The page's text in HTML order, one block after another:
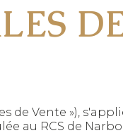
de Vente »),
au RCS de